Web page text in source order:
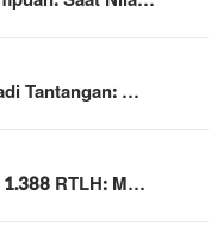
Tantangan: …
RTLH: M…